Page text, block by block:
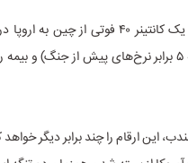
رسیده است (نزدیک به ۵ برابر نرخ‌های پیش
این ارقام را چند برابر دیگر خواهد